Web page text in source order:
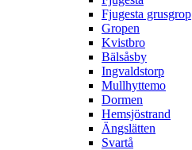
Fjugesta grusgrop
Gropen
Kvistbro
Bälsåsby
Ingvaldstorp
Mullhyttemo
Dormen
Hemsjöstrand
Ängslätten
Svartå